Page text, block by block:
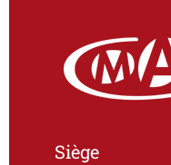
Siège